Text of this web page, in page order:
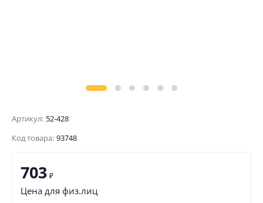
Артикул: 52-428
Код товара: 93748
703 ₽
Цена для физ.лиц